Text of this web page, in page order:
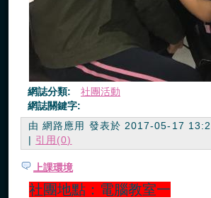
網誌分類:
社團活動
網誌關鍵字:
由 網路應用 發表於 2017-05-17
引用(0)
上課環境
社團地點：電腦教室一